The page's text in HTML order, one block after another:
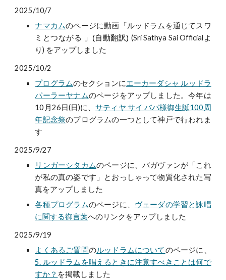
2025/10/7
ナマカムのページに動画「ルッドラムを通じてスワ
ミとつながる
」(自動翻訳) (Sri Sathya Sai Officialよ
り) をアップしました
2025/10/2
プログラムのセクションにエーカーダシャ ルッドラ
パーラーヤナムのページをアップしました。今年は
10月26日(日)に、サティヤ サイ ババ様御生誕100周
年記念祭のプログラムの一つとして神戸で行われま
す
2025/9/27
リンガーシタカムのページに、バガヴァンが「これ
が私の真の姿です」とおっしゃって物質化された写
真をアップしました
各種プログラムのページに、 ヴェーダの学習と詠唱
に関する御言葉へのリンクをアップしました
2025/9/19
よくあるご質問のルッドラムについてのページに、
5. ルッドラムを唱えるときに注意すべきことは何で
すか？ を掲載しました